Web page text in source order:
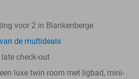
voor 2 in Blankenberge
de multideals
check-out
luxe twin room met ligbad, mini-